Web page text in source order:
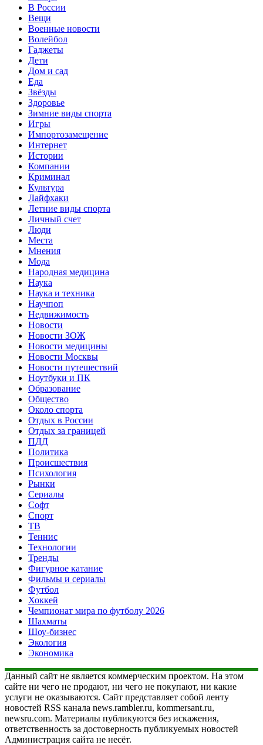
В России
Вещи
Военные новости
Волейбол
Гаджеты
Дети
Дом и сад
Еда
Звёзды
Здоровье
Зимние виды спорта
Игры
Импортозамещение
Интернет
Истории
Компании
Криминал
Культура
Лайфхаки
Летние виды спорта
Личный счет
Люди
Места
Мнения
Мода
Народная медицина
Наука
Наука и техника
Научпоп
Недвижимость
Новости
Новости ЗОЖ
Новости медицины
Новости Москвы
Новости путешествий
Ноутбуки и ПК
Образование
Общество
Около спорта
Отдых в России
Отдых за границей
ПДД
Политика
Происшествия
Психология
Рынки
Сериалы
Софт
Спорт
ТВ
Теннис
Технологии
Тренды
Фигурное катание
Фильмы и сериалы
Футбол
Хоккей
Чемпионат мира по футболу 2026
Шахматы
Шоу-бизнес
Экология
Экономика
Данный сайт не является коммерческим проектом. На этом
сайте ни чего не продают, ни чего не покупают, ни какие
услуги не оказываются. Сайт представляет собой ленту
новостей RSS канала news.rambler.ru, kommersant.ru,
newsru.com. Материалы публикуются без искажения,
ответственность за достоверность публикуемых новостей
Администрация сайта не несёт.